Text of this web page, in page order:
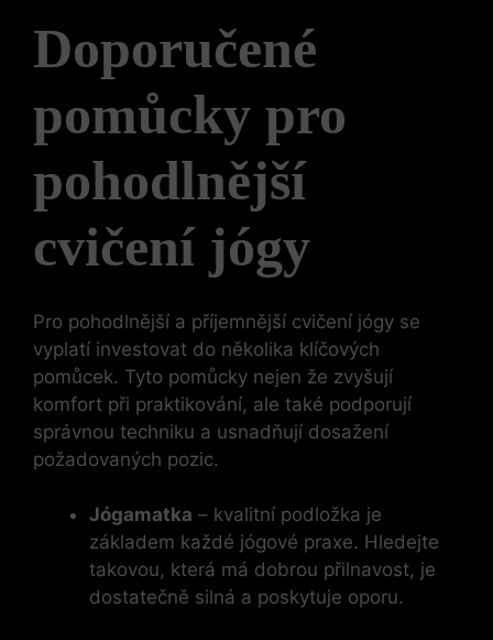
Doporučené
pomůcky pro
pohodlnější
‌cvičení jógy
Pro pohodlnější ⁣a ‌příjemnější cvičení jógy ⁤se⁤
vyplatí investovat​ do několika ⁣klíčových
pomůcek. Tyto⁢ pomůcky nejen že zvyšují
komfort při praktikování, ale také podporují
správnou ​techniku‍ a usnadňují dosažení
požadovaných pozic.
Jógamatka –‌ kvalitní podložka je
základem každé ‍jógové ⁤praxe. Hledejte
takovou, která⁣ má‌ dobrou⁢ přilnavost, je
dostatečně ​silná a​ poskytuje oporu.